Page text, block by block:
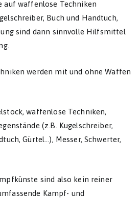
auf waffenlose Techniken
Buch und Handtuch,
sind dann sinnvolle Hilfsmittel
werden mit und ohne Waffen
waffenlose Techniken,
(z.B. Kugelschreiber,
Gürtel…), Messer, Schwerter,
sind also kein reiner
Kampf- und